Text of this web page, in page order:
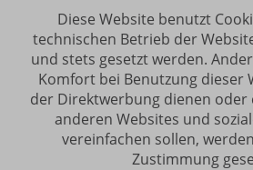
Diese Website benutzt
technischen Betrieb der
und stets gesetzt werden.
Komfort bei Benutzung dieser
der Direktwerbung dienen
anderen Websites und
vereinfachen sollen,
Zustimmung